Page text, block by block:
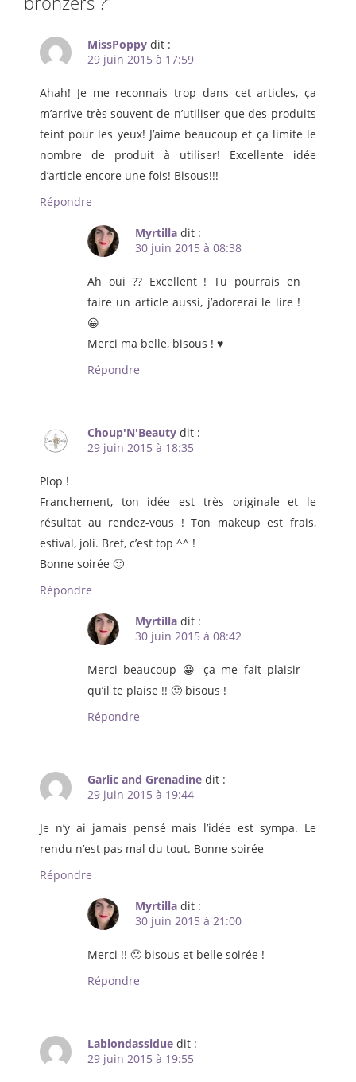
MissPoppy dit :
29 juin 2015 à 17:59
Ahah! Je me reconnais trop dans cet articles, ça
m’arrive très souvent de n’utiliser que des produits
teint pour les yeux! J’aime beaucoup et ça limite le
nombre de produit à utiliser! Excellente idée
d’article encore une fois! Bisous!!!
Répondre
Myrtilla dit :
30 juin 2015 à 08:38
Ah oui ?? Excellent ! Tu pourrais en
faire un article aussi, j’adorerai le lire !
😀
Merci ma belle, bisous ! ♥
Répondre
Choup'N'Beauty dit :
29 juin 2015 à 18:35
Plop !
Franchement, ton idée est très originale et le
résultat au rendez-vous ! Ton makeup est frais,
estival, joli. Bref, c’est top ^^ !
Bonne soirée 🙂
Répondre
Myrtilla dit :
30 juin 2015 à 08:42
Merci beaucoup 😀 ça me fait plaisir
qu’il te plaise !! 🙂 bisous !
Répondre
Garlic and Grenadine dit :
29 juin 2015 à 19:44
Je n’y ai jamais pensé mais l’idée est sympa. Le
rendu n’est pas mal du tout. Bonne soirée
Répondre
Myrtilla dit :
30 juin 2015 à 21:00
Merci !! 🙂 bisous et belle soirée !
Répondre
Lablondassidue dit :
29 juin 2015 à 19:55